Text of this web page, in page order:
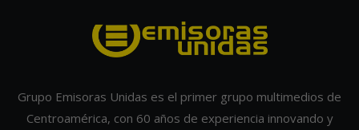
Grupo Emisoras Unidas es el primer grupo multimedios de
Centroamérica, con 60 años de experiencia innovando y